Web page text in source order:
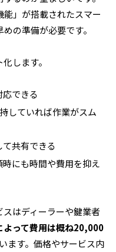
」が搭載されたスマー
の準備が必要です。
します。
できる
していれば作業がスム
共有できる
にも時間や費用を抑え
スはディーラーや鍵業者
よって費用は概ね20,000
ます。価格やサービス内